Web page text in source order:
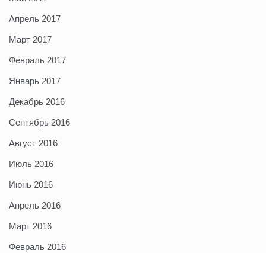
Апрель 2017
Март 2017
Февраль 2017
Январь 2017
Декабрь 2016
Сентябрь 2016
Август 2016
Июль 2016
Июнь 2016
Апрель 2016
Март 2016
Февраль 2016